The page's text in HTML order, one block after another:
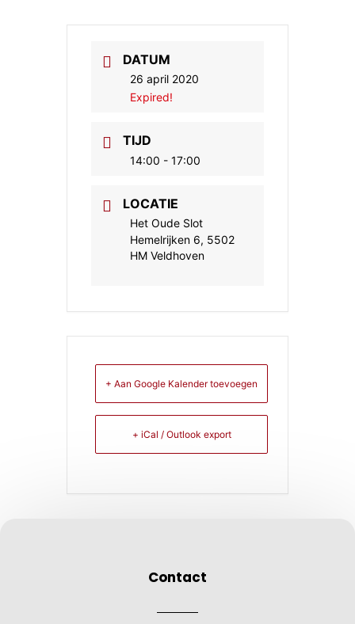
DATUM
26 april 2020
Expired!
TIJD
14:00 - 17:00
LOCATIE
Het Oude Slot
Hemelrijken 6, 5502
HM Veldhoven
+ Aan Google Kalender toevoegen
+ iCal / Outlook export
Contact